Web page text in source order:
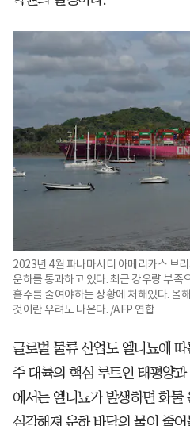
2023년 4월 파나마시티 아메리카스 브
운하를 통과하고 있다. 최근 강우량 부족
흘수를 줄여야하는 상황에 처해있다. 올
것이란 우려도 나온다. /AFP 연합
글로벌 물류 산업도 엘니뇨에
주 대륙의 핵심 루트인 태평양
에서는 엘니뇨가 발생하면 화물
심각해져 운하 바닥의 물이 줄